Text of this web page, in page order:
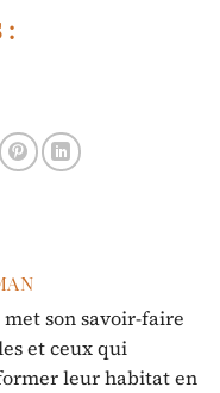
:
son savoir-faire
et ceux qui
leur habitat en